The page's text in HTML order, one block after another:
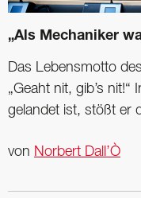
„Als Mechaniker
Das Lebensmotto
„Geaht nit, gib’s nit!“
gelandet ist, stößt er
von Norbert Dall’Ò